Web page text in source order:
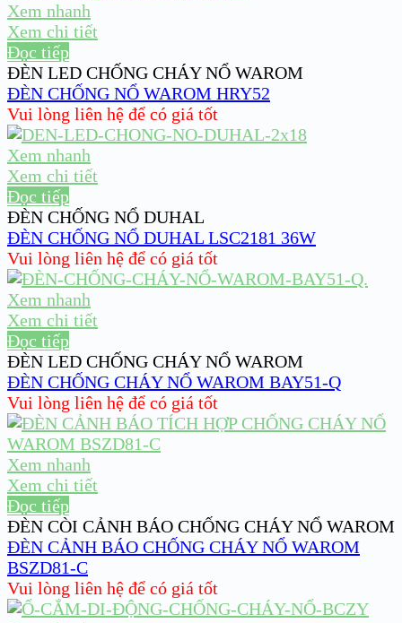
Xem nhanh
Xem chi tiết
Đọc tiếp
ĐÈN LED CHỐNG CHÁY NỔ WAROM
ĐÈN CHỐNG NỔ WAROM HRY52
Vui lòng liên hệ để có giá tốt
Xem nhanh
Xem chi tiết
Đọc tiếp
ĐÈN CHỐNG NỔ DUHAL
ĐÈN CHỐNG NỔ DUHAL LSC2181 36W
Vui lòng liên hệ để có giá tốt
Xem nhanh
Xem chi tiết
Đọc tiếp
ĐÈN LED CHỐNG CHÁY NỔ WAROM
ĐÈN CHỐNG CHÁY NỔ WAROM BAY51-Q
Vui lòng liên hệ để có giá tốt
Xem nhanh
Xem chi tiết
Đọc tiếp
ĐÈN CÒI CẢNH BÁO CHỐNG CHÁY NỔ WAROM
ĐÈN CẢNH BÁO CHỐNG CHÁY NỔ WAROM
BSZD81-C
Vui lòng liên hệ để có giá tốt